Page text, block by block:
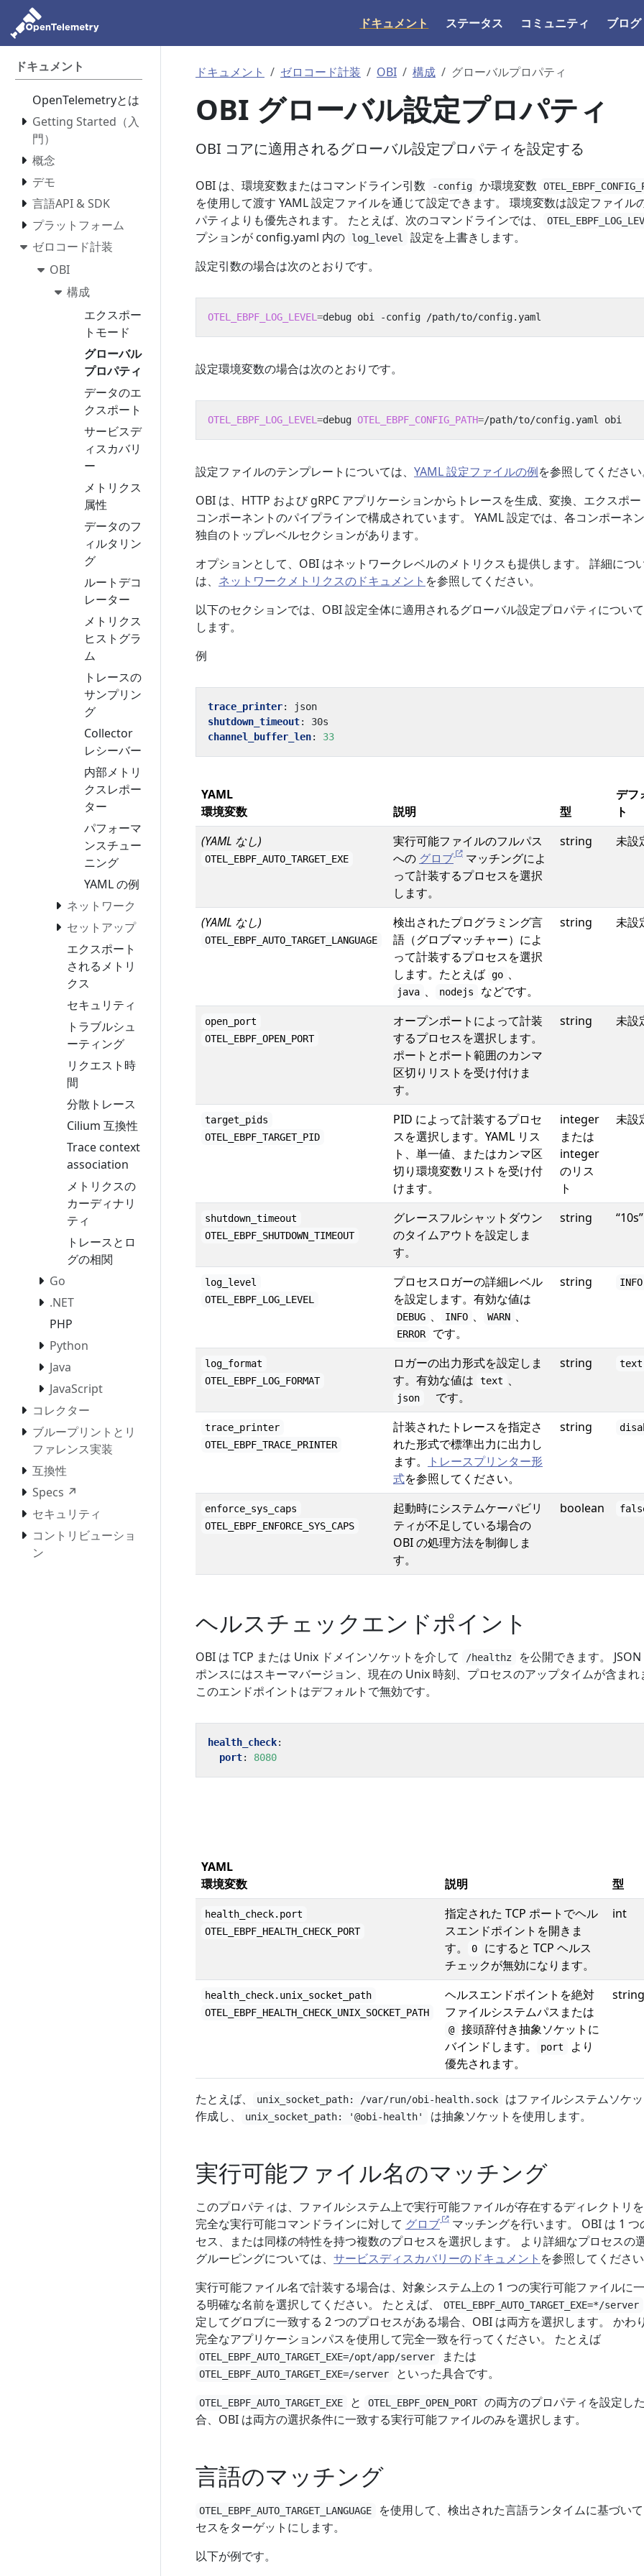
ドキュメント ステータス コミュニティ ブログ
ドキュメント
OpenTelemetryとは
Getting Started（入
門）
概念
デモ
言語API & SDK
プラットフォーム
ゼロコード計装
OBI
構成
エクスポー
トモード
グローバル
プロパティ
データのエ
クスポート
サービスデ
ィスカバリ
ー
メトリクス
属性
データのフ
ィルタリン
グ
ルートデコ
レーター
メトリクス
ヒストグラ
ム
トレースの
サンプリン
グ
Collector
レシーバー
内部メトリ
クスレポー
ター
パフォーマ
ンスチュー
ニング
YAML の例
ネットワーク
セットアップ
エクスポート
されるメトリ
クス
セキュリティ
トラブルシュ
ーティング
リクエスト時
間
分散トレース
Cilium 互換性
Trace context
association
メトリクスの
カーディナリ
ティ
トレースとロ
グの相関
Go
.NET
PHP
Python
Java
JavaScript
コレクター
ブループリントとリ
ファレンス実装
互換性
Specs ↗
セキュリティ
コントリビューショ
ン
ドキュメント ゼロコード計装 OBI 構成 グローバルプロパティ
OBI グローバル設定プロパティ
OBI コアに適用されるグローバル設定プロパティを設定する
OBI は、環境変数またはコマンドライン引数 -config か環境変数
を使用して渡す YAML 設定ファイルを通じて設定できます。 環境変数は設定ファイル
パティよりも優先されます。 たとえば、次のコマンドラインでは、
プションが config.yaml 内の log_level
設定を上書きします。
設定引数の場合は次のとおりです。
OTEL_EBPF_LOG_LEVEL =
設定環境変数の場合は次のとおりです。
OTEL_EBPF_LOG_LEVEL =debug OTEL_EBPF_CONFIG_PATH=
設定ファイルのテンプレートについては、 YAML 設定ファイルの例を参照してくださ
OBI は、HTTP および gRPC アプリケーションからトレースを生成、変換、エクスポ
コンポーネントのパイプラインで構成されています。 YAML 設定では、各コンポーネ
独自のトップレベルセクションがあります。
オプションとして、OBI はネットワークレベルのメトリクスも提供します。 詳細につ
は、 ネットワークメトリクスのドキュメント を参照してください。
以下のセクションでは、OBI 設定全体に適用されるグローバル設定プロパティについ
します。
例
trace_printer:
json
shutdown_timeout:
30s
channel_buffer_len: 33
YAML
環境変数
説明 型
デフ
ト
(YAML なし)
OTEL_EBPF_AUTO_TARGET_EXE
実行可能ファイルのフルパス
への グロブ
マッチングによ
って計装するプロセスを選択
します。
string 未設
(YAML なし)
OTEL_EBPF_AUTO_TARGET_LANGUAGE
検出されたプログラミング言
語（グロブマッチャー）によ
って計装するプロセスを選択
します。たとえば go 、
java 、 nodejs などです。
string 未設
open_port
OTEL_EBPF_OPEN_PORT
オープンポートによって計装
するプロセスを選択します。
ポートとポート範囲のカンマ
区切りリストを受け付けま
す。
string 未設
target_pids
OTEL_EBPF_TARGET_PID
PID によって計装するプロセ
スを選択します。YAML リス
ト、単一値、またはカンマ区
切り環境変数リストを受け付
けます。
integer
または
integer
のリス
ト
未設
shutdown_timeout
OTEL_EBPF_SHUTDOWN_TIMEOUT
グレースフルシャットダウン
のタイムアウトを設定しま
す。
string “10s”
log_level
OTEL_EBPF_LOG_LEVEL
プロセスロガーの詳細レベル
を設定します。有効な値は
DEBUG 、 INFO 、 WARN 、
ERROR です。
string INFO
log_format
OTEL_EBPF_LOG_FORMAT
ロガーの出力形式を設定しま
す。有効な値は
text 、
json です。
string text
trace_printer
OTEL_EBPF_TRACE_PRINTER
計装されたトレースを指定さ
れた形式で標準出力に出力し
ます。
トレースプリンター形
式を参照してください。
string
enforce_sys_caps
OTEL_EBPF_ENFORCE_SYS_CAPS
起動時にシステムケーパビリ
ティが不足している場合の
OBI の処理方法を制御しま
す。
boolean
ヘルスチェックエンドポイント
OBI は TCP または Unix ドメインソケットを介して /healthz
を公開できます。
ポンスにはスキーマバージョン、現在の Unix 時刻、プロセスのアップタイムが含まれ
このエンドポイントはデフォルトで無効です。
health_check:
port: 8080
YAML
環境変数
説明 型
health_check.port
OTEL_EBPF_HEALTH_CHECK_PORT
指定された TCP ポートでヘル
スエンドポイントを開きま
す。
0
にすると TCP ヘルス
チェックが無効になります。
int
health_check.unix_socket_path
OTEL_EBPF_HEALTH_CHECK_UNIX_SOCKET_PATH
ヘルスエンドポイントを絶対
ファイルシステムパスまたは
@
接頭辞付き抽象ソケットに
バインドします。
port
より
優先されます。
string
たとえば、 unix_socket_path: /var/run/obi-health.sock
はファイルシステムソケ
作成し、
unix_socket_path: '@obi-health' は抽象ソケットを使用します。
実行可能ファイル名のマッチング
このプロパティは、ファイルシステム上で実行可能ファイルが存在するディレクトリ
完全な実行可能コマンドラインに対して グロブ
マッチングを行います。 OBI は 1 つ
セス、または同様の特性を持つ複数のプロセスを選択します。 より詳細なプロセスの
グルーピングについては、 サービスディスカバリーのドキュメント を参照してくださ
実行可能ファイル名で計装する場合は、対象システム上の 1 つの実行可能ファイルに
る明確な名前を選択してください。 たとえば、
OTEL_EBPF_AUTO_TARGET_EXE=*/server
定してグロブに一致する 2 つのプロセスがある場合、OBI は両方を選択します。 かわ
完全なアプリケーションパスを使用して完全一致を行ってください。 たとえば
OTEL_EBPF_AUTO_TARGET_EXE=/opt/app/server または
OTEL_EBPF_AUTO_TARGET_EXE=/server といった具合です。
OTEL_EBPF_AUTO_TARGET_EXE と OTEL_EBPF_OPEN_PORT
の両方のプロパティを設定し
合、OBI は両方の選択条件に一致する実行可能ファイルのみを選択します。
言語のマッチング
OTEL_EBPF_AUTO_TARGET_LANGUAGE
を使用して、検出された言語ランタイムに基づい
セスをターゲットにします。
以下が例です。